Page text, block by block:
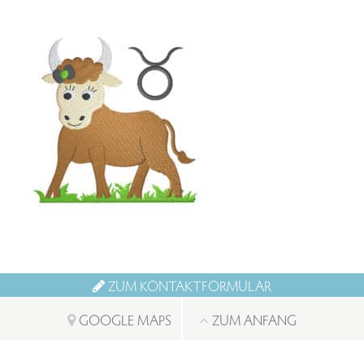
ZUM KONTAKTFORMULAR
GOOGLE MAPS
ZUM ANFANG